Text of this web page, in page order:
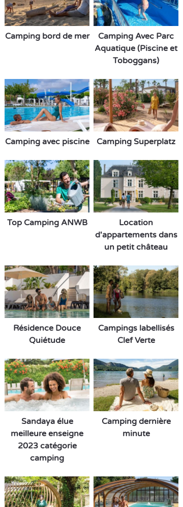
Camping bord de mer
Camping Avec Parc
Aquatique (Piscine et
Toboggans)
Camping avec piscine Camping Superplatz
Top Camping ANWB
Location
d'appartements dans
un petit château
Résidence Douce
Quiétude
Campings labellisés
Clef Verte
Sandaya élue
meilleure enseigne
2023 catégorie
camping
Camping dernière
minute